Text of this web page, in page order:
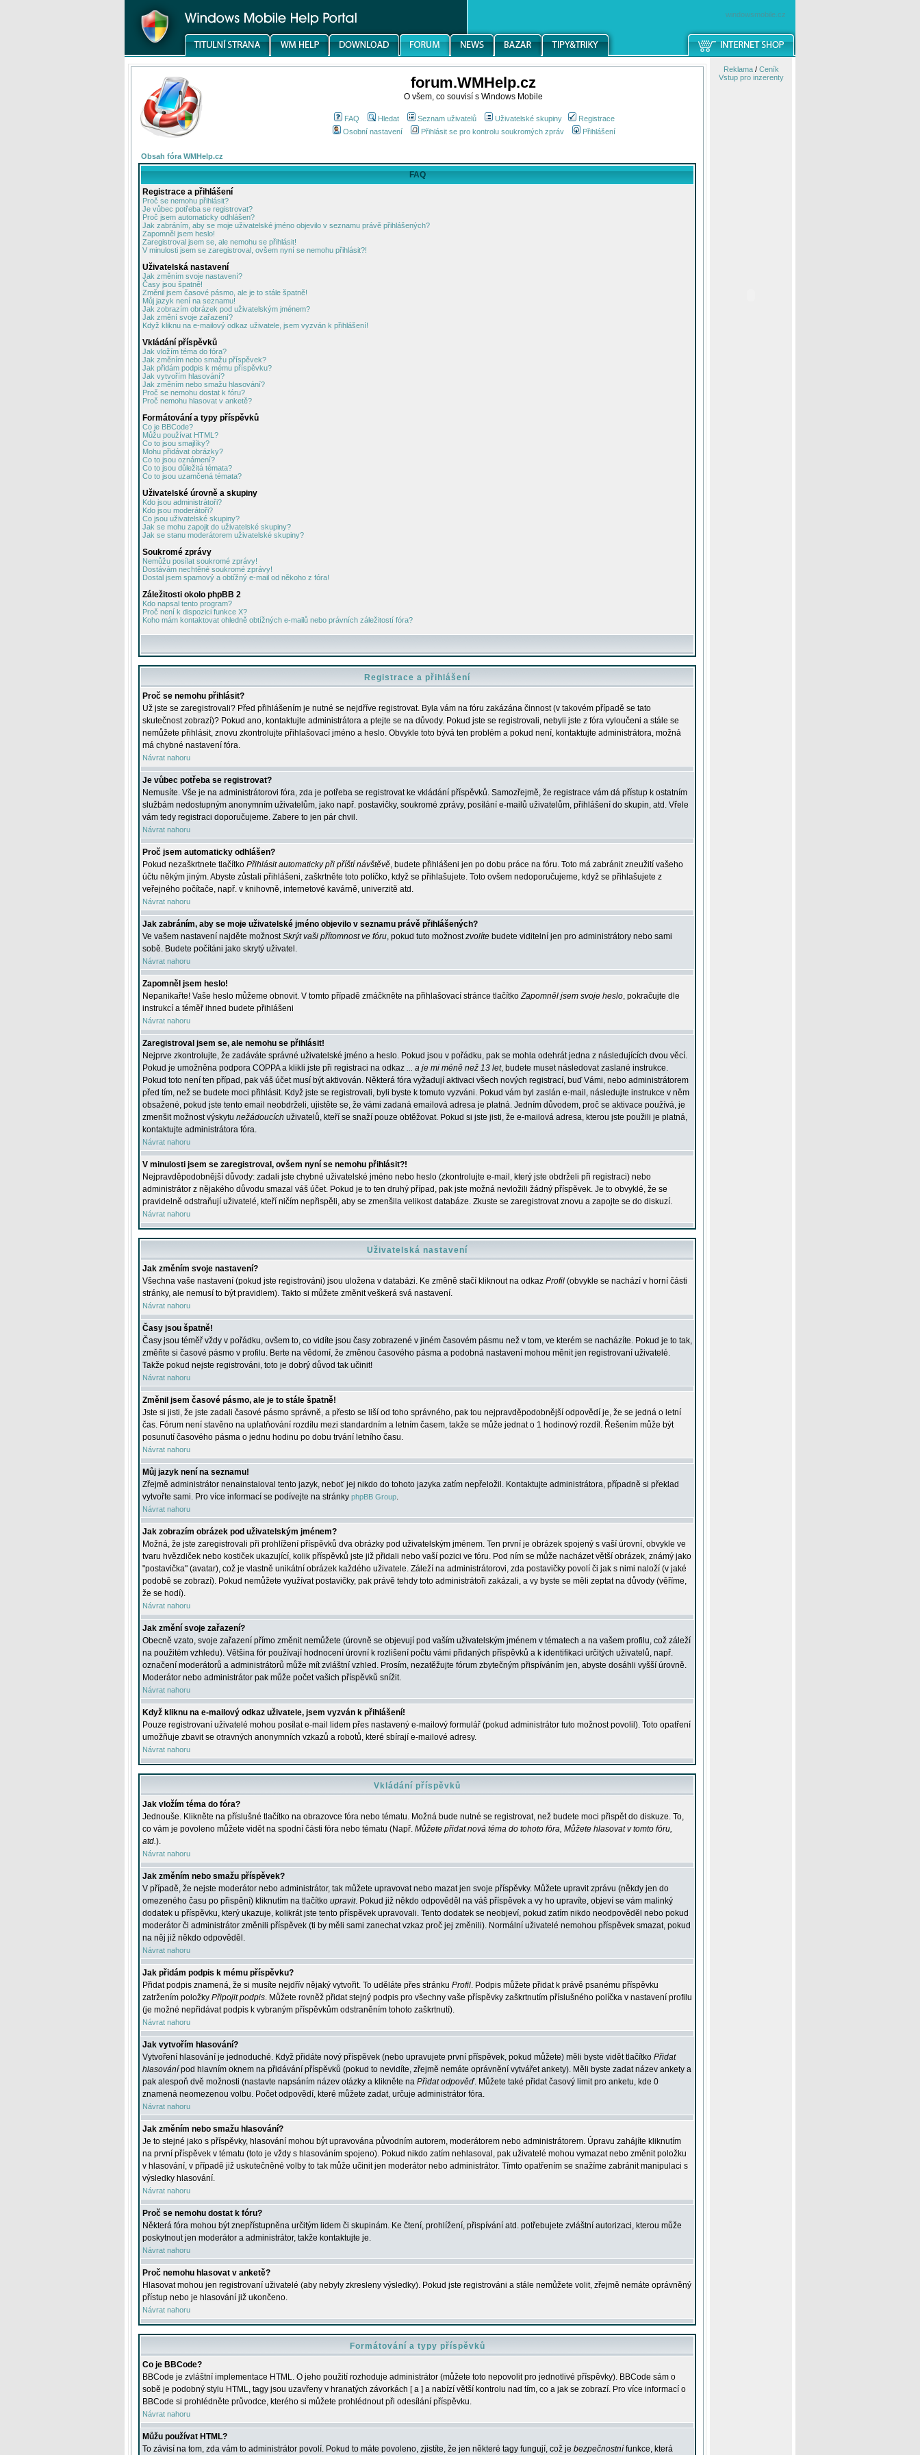
windowsmobile.cz
forum.WMHelp.cz
O všem, co souvisí s Windows Mobile
FAQ Hledat Seznam uživatelů Uživatelské skupiny
Registrace
Osobní nastavení
Přihlásit se pro kontrolu soukromých zpráv Přihlášení
Obsah fóra WMHelp.cz
FAQ
Registrace a přihlášení
Proč se nemohu přihlásit?
Je vůbec potřeba se registrovat?
Proč jsem automaticky odhlášen?
Jak zabráním, aby se moje uživatelské jméno objevilo v seznamu právě přihlášených?
Zapomněl jsem heslo!
Zaregistroval jsem se, ale nemohu se přihlásit!
V minulosti jsem se zaregistroval, ovšem nyní se nemohu přihlásit?!
Uživatelská nastavení
Jak změním svoje nastavení?
Časy jsou špatně!
Změnil jsem časové pásmo, ale je to stále špatně!
Můj jazyk není na seznamu!
Jak zobrazím obrázek pod uživatelským jménem?
Jak změní svoje zařazení?
Když kliknu na e-mailový odkaz uživatele, jsem vyzván k přihlášení!
Vkládání příspěvků
Jak vložím téma do fóra?
Jak změním nebo smažu příspěvek?
Jak přidám podpis k mému příspěvku?
Jak vytvořím hlasování?
Jak změním nebo smažu hlasování?
Proč se nemohu dostat k fóru?
Proč nemohu hlasovat v anketě?
Formátování a typy příspěvků
Co je BBCode?
Můžu používat HTML?
Co to jsou smajlíky?
Mohu přidávat obrázky?
Co to jsou oznámení?
Co to jsou důležitá témata?
Co to jsou uzamčená témata?
Uživatelské úrovně a skupiny
Kdo jsou administrátoři?
Kdo jsou moderátoři?
Co jsou uživatelské skupiny?
Jak se mohu zapojit do uživatelské skupiny?
Jak se stanu moderátorem uživatelské skupiny?
Soukromé zprávy
Nemůžu posílat soukromé zprávy!
Dostávám nechtěné soukromé zprávy!
Dostal jsem spamový a obtížný e-mail od někoho z fóra!
Záležitosti okolo phpBB 2
Kdo napsal tento program?
Proč není k dispozici funkce X?
Koho mám kontaktovat ohledně obtížných e-mailů nebo právních záležitostí fóra?
Registrace a přihlášení
Proč se nemohu přihlásit?
Už jste se zaregistrovali? Před přihlášením je nutné se nejdříve registrovat. Byla vám na fóru zakázána činnost (v takovém případě se tato
skutečnost zobrazí)? Pokud ano, kontaktujte administrátora a ptejte se na důvody. Pokud jste se registrovali, nebyli jste z fóra vyloučeni a stále se
nemůžete přihlásit, znovu zkontrolujte přihlašovací jméno a heslo. Obvykle toto bývá ten problém a pokud není, kontaktujte administrátora, možná
má chybné nastavení fóra.
Návrat nahoru
Je vůbec potřeba se registrovat?
Nemusíte. Vše je na administrátorovi fóra, zda je potřeba se registrovat ke vkládání příspěvků. Samozřejmě, že registrace vám dá přístup k ostatním
službám nedostupným anonymním uživatelům, jako např. postavičky, soukromé zprávy, posílání e-mailů uživatelům, přihlášení do skupin, atd. Vřele
vám tedy registraci doporučujeme. Zabere to jen pár chvil.
Návrat nahoru
Proč jsem automaticky odhlášen?
Pokud nezaškrtnete tlačítko Přihlásit automaticky při příští návštěvě, budete přihlášeni jen po dobu práce na fóru. Toto má zabránit zneužití vašeho
účtu někým jiným. Abyste zůstali přihlášeni, zaškrtněte toto políčko, když se přihlašujete. Toto ovšem nedoporučujeme, když se přihlašujete z
veřejného počítače, např. v knihovně, internetové kavárně, univerzitě atd.
Návrat nahoru
Jak zabráním, aby se moje uživatelské jméno objevilo v seznamu právě přihlášených?
Ve vašem nastavení najděte možnostSkrýt vaši přítomnost ve fóru, pokud tuto možnostzvolíte budete viditelní jen pro administrátory nebo sami
sobě. Budete počítáni jako skrytý uživatel.
Návrat nahoru
Zapomněl jsem heslo!
Nepanikařte! Vaše heslo můžeme obnovit. V tomto případě zmáčkněte na přihlašovací stránce tlačítkoZapomněl jsem svoje heslo, pokračujte dle
instrukcí a téměř ihned budete přihlášeni
Návrat nahoru
Zaregistroval jsem se, ale nemohu se přihlásit!
Nejprve zkontrolujte, že zadáváte správné uživatelské jméno a heslo. Pokud jsou v pořádku, pak se mohla odehrát jedna z následujících dvou věcí.
Pokud je umožněna podpora COPPA a klikli jste při registraci na odkaz ... a je mi méně než 13 let, budete muset následovat zaslané instrukce.
Pokud toto není ten případ, pak váš účet musí být aktivován. Některá fóra vyžadují aktivaci všech nových registrací, buď Vámi, nebo administrátorem
před tím, než se budete moci přihlásit. Když jste se registrovali, byli byste k tomuto vyzváni. Pokud vám byl zaslán e-mail, následujte instrukce v něm
obsažené, pokud jste tento email neobdrželi, ujistěte se, že vámi zadaná emailová adresa je platná. Jedním důvodem, proč se aktivace používá, je
zmenšit možnost výskytu nežádoucích uživatelů, kteří se snaží pouze obtěžovat. Pokud si jste jisti, že e-mailová adresa, kterou jste použili je platná,
kontaktujte administrátora fóra.
Návrat nahoru
V minulosti jsem se zaregistroval, ovšem nyní se nemohu přihlásit?!
Nejpravděpodobnější důvody: zadali jste chybné uživatelské jméno nebo heslo (zkontrolujte e-mail, který jste obdrželi při registraci) nebo
administrátor z nějakého důvodu smazal váš účet. Pokud je to ten druhý případ, pak jste možná nevložili žádný příspěvek. Je to obvyklé, že se
pravidelně odstraňují uživatelé, kteří ničím nepřispěli, aby se zmenšila velikost databáze. Zkuste se zaregistrovat znovu a zapojte se do diskuzí.
Návrat nahoru
Uživatelská nastavení
Jak změním svoje nastavení?
Všechna vaše nastavení (pokud jste registrováni) jsou uložena v databázi. Ke změně stačí kliknout na odkaz Profil (obvykle se nachází v horní části
stránky, ale nemusí to být pravidlem). Takto si můžete změnit veškerá svá nastavení.
Návrat nahoru
Časy jsou špatně!
Časy jsou téměř vždy v pořádku, ovšem to, co vidíte jsou časy zobrazené v jiném časovém pásmu než v tom, ve kterém se nacházíte. Pokud je to tak,
změňte si časové pásmo v profilu. Berte na vědomí, že změnou časového pásma a podobná nastavení mohou měnit jen registrovaní uživatelé.
Takže pokud nejste registrováni, toto je dobrý důvod tak učinit!
Návrat nahoru
Změnil jsem časové pásmo, ale je to stále špatně!
Jste si jisti, že jste zadali časové pásmo správně, a přesto se liší od toho správného, pak tou nejpravděpodobnější odpovědí je, že se jedná o letní
čas. Fórum není stavěno na uplatňování rozdílu mezi standardním a letním časem, takže se může jednat o 1 hodinový rozdíl. Řešením může být
posunutí časového pásma o jednu hodinu po dobu trvání letního času.
Návrat nahoru
Můj jazyk není na seznamu!
Zřejmě administrátor nenainstaloval tento jazyk, neboť jej nikdo do tohoto jazyka zatím nepřeložil. Kontaktujte administrátora, případně si překlad
vytvořte sami. Pro více informací se podívejte na stránky phpBB Group.
Návrat nahoru
Jak zobrazím obrázek pod uživatelským jménem?
Možná, že jste zaregistrovali při prohlížení příspěvků dva obrázky pod uživatelským jménem. Ten první je obrázek spojený s vaší úrovní, obvykle ve
tvaru hvězdiček nebo kostiček ukazující, kolik příspěvků jste již přidali nebo vaší pozici ve fóru. Pod ním se může nacházet větší obrázek, známý jako
"postavička" (avatar), což je vlastně unikátní obrázek každého uživatele. Záleží na administrátorovi, zda postavičky povolí či jak s nimi naloží (v jaké
podobě se zobrazí). Pokud nemůžete využívat postavičky, pak právě tehdy toto administrátoři zakázali, a vy byste se měli zeptat na důvody (věříme,
že se hodí).
Návrat nahoru
Jak změní svoje zařazení?
Obecně vzato, svoje zařazení přímo změnit nemůžete (úrovně se objevují pod vaším uživatelským jménem v tématech a na vašem profilu, což záleží
na použitém vzhledu). Většina fór používají hodnocení úrovní k rozlišení počtu vámi přidaných příspěvků a k identifikaci určitých uživatelů, např.
označení moderátorů a administrátorů může mít zvláštní vzhled. Prosím, nezatěžujte fórum zbytečným přispíváním jen, abyste dosáhli vyšší úrovně.
Moderátor nebo administrátor pak může počet vašich příspěvků snížit.
Návrat nahoru
Když kliknu na e-mailový odkaz uživatele, jsem vyzván k přihlášení!
Pouze registrovaní uživatelé mohou posílat e-mail lidem přes nastavený e-mailový formulář (pokud administrátor tuto možnost povolil). Toto opatření
umožňuje zbavit se otravných anonymních vzkazů a robotů, které sbírají e-mailové adresy.
Návrat nahoru
Vkládání příspěvků
Jak vložím téma do fóra?
Jednouše. Klikněte na příslušné tlačítko na obrazovce fóra nebo tématu. Možná bude nutné se registrovat, než budete moci přispět do diskuze. To,
co vám je povoleno můžete vidět na spodní části fóra nebo tématu (Např. Můžete přidat nová téma do tohoto fóra, Můžete hlasovat v tomto fóru,
atd.).
Návrat nahoru
Jak změním nebo smažu příspěvek?
V případě, že nejste moderátor nebo administrátor, tak můžete upravovat nebo mazat jen svoje příspěvky. Můžete upravit zprávu (někdy jen do
omezeného času po přispění) kliknutím na tlačítko upravit. Pokud již někdo odpověděl na váš příspěvek a vy ho upravíte, objeví se vám malinký
dodatek u příspěvku, který ukazuje, kolikrát jste tento příspěvek upravovali. Tento dodatek se neobjeví, pokud zatím nikdo neodpověděl nebo pokud
moderátor či administrátor změnili příspěvek (ti by měli sami zanechat vzkaz proč jej změnili). Normální uživatelé nemohou příspěvek smazat, pokud
na něj již někdo odpověděl.
Návrat nahoru
Jak přidám podpis k mému příspěvku?
Přidat podpis znamená, že si musíte nejdřív nějaký vytvořit. To uděláte přes stránku Profil. Podpis můžete přidat k právě psanému příspěvku
zatržením položky Připojit podpis. Můžete rovněž přidat stejný podpis pro všechny vaše příspěvky zaškrtnutím příslušného políčka v nastavení profilu
(je možné nepřidávat podpis k vybraným příspěvkům odstraněním tohoto zaškrtnutí).
Návrat nahoru
Jak vytvořím hlasování?
Vytvoření hlasování je jednoduché. Když přidáte nový příspěvek (nebo upravujete první příspěvek, pokud můžete) měli byste vidět tlačítko Přidat
hlasování pod hlavním oknem na přidávání příspěvků (pokud to nevidíte, zřejmě nemáte oprávnění vytvářet ankety). Měli byste zadat název ankety a
pak alespoň dvě možnosti (nastavte napsáním název otázky a klikněte na Přidat odpověď. Můžete také přidat časový limit pro anketu, kde 0
znamená neomezenou volbu. Počet odpovědí, které můžete zadat, určuje administrátor fóra.
Návrat nahoru
Jak změním nebo smažu hlasování?
Je to stejné jako s příspěvky, hlasování mohou být upravována původním autorem, moderátorem nebo administrátorem. Úpravu zahájíte kliknutím
na první příspěvek v tématu (toto je vždy s hlasováním spojeno). Pokud nikdo zatím nehlasoval, pak uživatelé mohou vymazat nebo změnit položku
v hlasování, v případě již uskutečněné volby to tak může učinit jen moderátor nebo administrátor. Tímto opatřením se snažíme zabránit manipulaci s
výsledky hlasování.
Návrat nahoru
Proč se nemohu dostat k fóru?
Některá fóra mohou být znepřístupněna určitým lidem či skupinám. Ke čtení, prohlížení, přispívání atd. potřebujete zvláštní autorizaci, kterou může
poskytnout jen moderátor a administrátor, takže kontaktujte je.
Návrat nahoru
Proč nemohu hlasovat v anketě?
Hlasovat mohou jen registrovaní uživatelé (aby nebyly zkresleny výsledky). Pokud jste registrováni a stále nemůžete volit, zřejmě nemáte oprávněný
přístup nebo je hlasování již ukončeno.
Návrat nahoru
Formátování a typy příspěvků
Co je BBCode?
BBCode je zvláštní implementace HTML. O jeho použití rozhoduje administrátor (můžete toto nepovolit pro jednotlivé příspěvky). BBCode sám o
sobě je podobný stylu HTML, tagy jsou uzavřeny v hranatých závorkách [ a ] a nabízí větší kontrolu nad tím, co a jak se zobrazí. Pro více informací o
BBCode si prohlédněte průvodce, kterého si můžete prohlédnout při odesílání příspěvku.
Návrat nahoru
Můžu používat HTML?
To závisí na tom, zda vám to administrátor povolí. Pokud to máte povoleno, zjistíte, že jen některé tagy fungují, což je bezpečnostní funkce, která
Reklama/ Ceník
Vstup pro inzerenty